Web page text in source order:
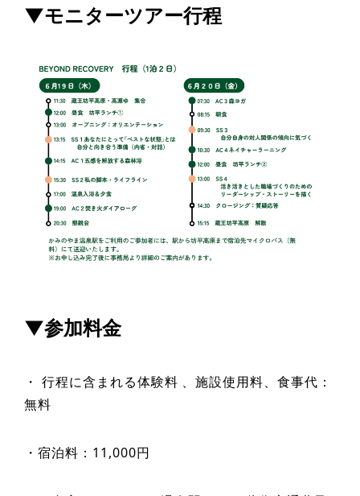
▼モニターツアー行程
▼参加料金
・ 行程に含まれる体験料 、施設使用料、食事代：
無料
・宿泊料：11,000円